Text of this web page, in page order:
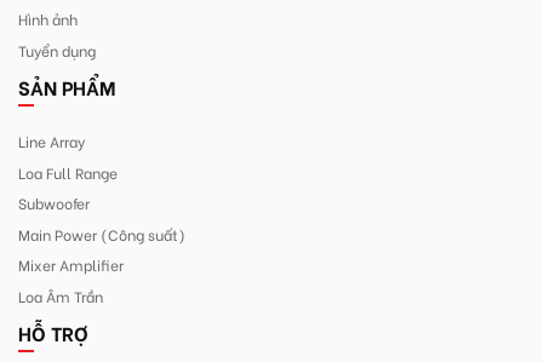
Hình ảnh
Tuyển dụng
SẢN PHẨM
Line Array
Loa Full Range
Subwoofer
Main Power (Công suất)
Mixer Amplifier
Loa Âm Trần
HỖ TRỢ